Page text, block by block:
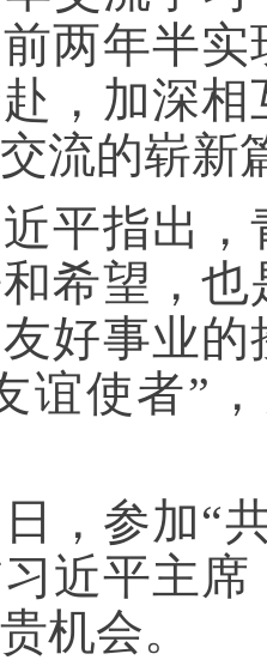
两年半
，加深
流的崭新
指出，青
希望，
好事业
谊使者”
参加“共
近平主席
机会。